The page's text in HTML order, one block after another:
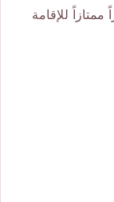
للإقامة